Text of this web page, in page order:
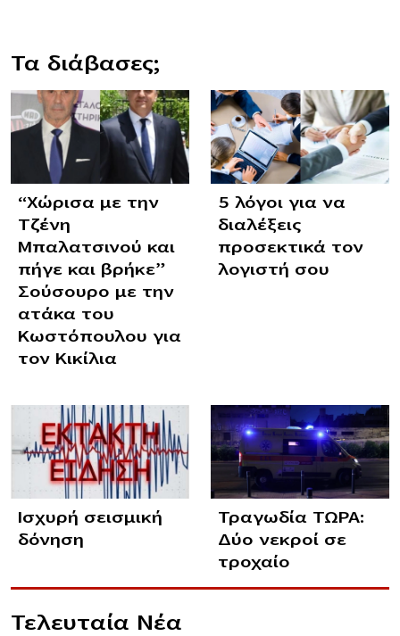
Τα διάβασες;
“Χώρισα με την
Τζένη
Μπαλατσινού και
πήγε και βρήκε”
Σούσουρο με την
ατάκα του
Κωστόπουλου για
τον Κικίλια
5 λόγοι για να
διαλέξεις
προσεκτικά τον
λογιστή σου
Ισχυρή σεισμική
δόνηση
Τραγωδία ΤΩΡΑ:
Δύο νεκροί σε
τροχαίο
Τελευταία Νέα